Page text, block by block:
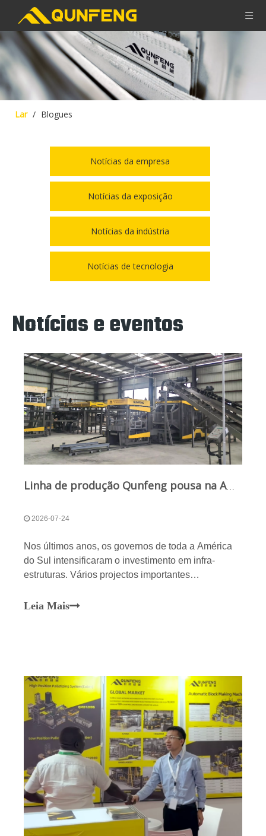
Lar / Blogues
Notícias da empresa
Notícias da exposição
Notícias da indústria
Notícias de tecnologia
Notícias e eventos
Linha de produção Qunfeng pousa na América do Sul; Solução inteligente estabelece nova referência para expansão global
2026-07-24
Nos últimos anos, os governos de toda a América
do Sul intensificaram o investimento em infra-
estruturas. Vários projectos importantes
Ponte de Itaparica e a expansão da auto-estrada
Leia Mais